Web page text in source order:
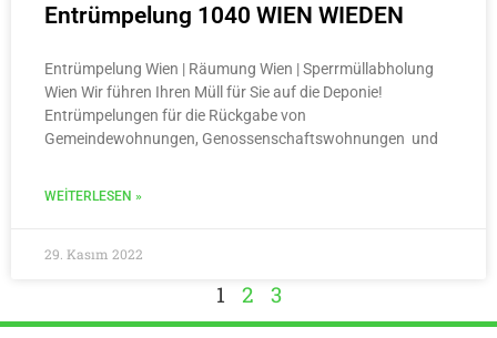
Entrümpelung 1040 WIEN WIEDEN
Entrümpelung Wien | Räumung Wien | Sperrmüllabholung
Wien Wir führen Ihren Müll für Sie auf die Deponie!
Entrümpelungen für die Rückgabe von
Gemeindewohnungen, Genossenschaftswohnungen und
WEITERLESEN »
29. Kasım 2022
1 2 3